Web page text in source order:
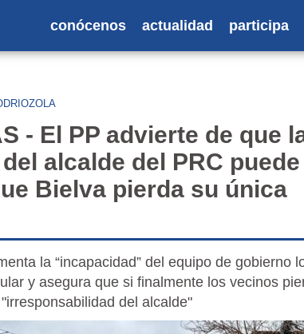
conócenos actualidad participa
- El PP advierte de que
alcalde del PRC puede
Bielva pierda su única
la “incapacidad” del equipo de gobierno
y asegura que si finalmente los vecinos
del alcalde"